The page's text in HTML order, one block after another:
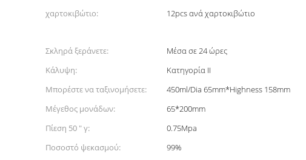
χαρτοκιβώτιο:
12pcs ανά χαρτοκιβώτιο
Σκληρά ξεράνετε:
Μέσα σε 24 ώρες
Κάλυψη:
Κατηγορία ΙΙ
Μπορέστε να ταξινομήσετε:
450ml/Dia 65mm*Highness 158mm
Μέγεθος μονάδων:
65*200mm
Πίεση 50 " γ:
0.75Mpa
Ποσοστό ψεκασμού:
99%